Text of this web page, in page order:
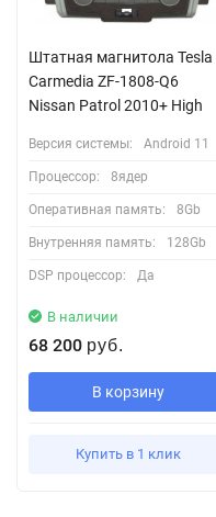
Штатная магнитола Tesla
Carmedia ZF-1808-Q6
Nissan Patrol 2010+ High
Версия системы: Android 11
Процессор: 8ядер
Оперативная память: 8Gb
Внутренняя память: 128Gb
DSP процессор: Да
В наличии
68 200 руб.
В корзину
Купить в 1 клик